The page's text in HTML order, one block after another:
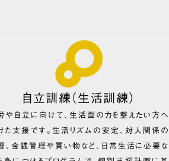
自立訓練（生活訓練）
や自立に向けて、生活面の力を整えたい方へ
た支援です。生活リズムの安定、対人関係の
、金銭管理や買い物など、日常生活に必要な